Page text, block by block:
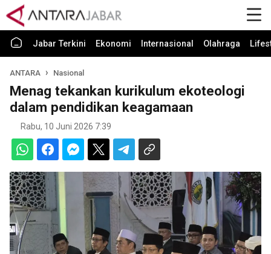
Jabar Terkini Ekonomi Internasional Olahraga
ANTARA Nasional
Menag tekankan kurikulum ekoteologi
dalam pendidikan keagamaan
Rabu, 10 Juni 2026 7:39